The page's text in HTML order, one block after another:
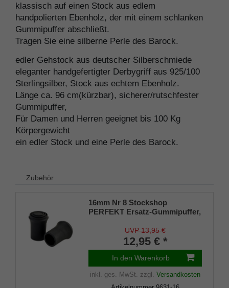
klassisch auf einen Stock aus edlem
handpolierten Ebenholz, der mit einem schlanken
Gummipuffer abschließt.
Tragen Sie eine silberne Perle des Barock.
edler Gehstock aus deutscher Silberschmiede
eleganter handgefertigter Derbygriff aus 925/100
Sterlingsilber, Stock aus echtem Ebenholz.
Länge ca. 96 cm(kürzbar), sicherer/rutschfester
Gummipuffer,
Für Damen und Herren geeignet bis 100 Kg
Körpergewicht
ein edler Stock und eine Perle des Barock.
Zubehör
16mm Nr 8 Stockshop
PERFEKT Ersatz-Gummipuffer,
elegant, mit Metalleinlage (VE 2
UVP 13,95 €
12,95 € *
In den Warenkorb
inkl. ges. MwSt. zzgl. Versandkosten